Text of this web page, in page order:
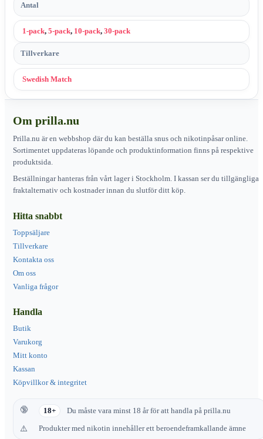
Antal
1-pack, 5-pack, 10-pack, 30-pack
Tillverkare
Swedish Match
Om prilla.nu
Prilla.nu är en webbshop där du kan beställa snus och nikotinpåsar online.
Sortimentet uppdateras löpande och produktinformation finns på respektive
produktsida.
Beställningar hanteras från vårt lager i Stockholm. I kassan ser du tillgängliga
fraktalternativ och kostnader innan du slutför ditt köp.
Hitta snabbt
Toppsäljare
Tillverkare
Kontakta oss
Om oss
Vanliga frågor
Handla
Butik
Varukorg
Mitt konto
Kassan
Köpvillkor & integritet
18+ Du måste vara minst 18 år för att handla på prilla.nu
Produkter med nikotin innehåller ett beroendeframkallande ämne